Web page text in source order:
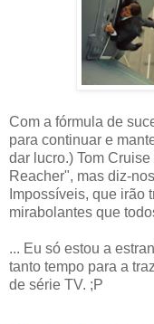
Com a fórmula de
para continuar e
dar lucro.) Tom
Reacher", mas diz-
Impossíveis, que irão
mirabolantes que
... Eu só estou a
tanto tempo para a
de série TV. ;P